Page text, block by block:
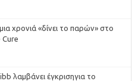
χρονιά «δίνει το παρών» στο
Cure
λαμβάνει έγκρισηγια το